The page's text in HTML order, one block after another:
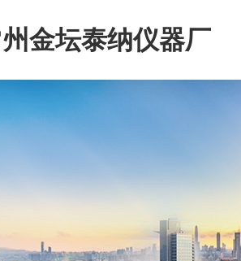
金坛泰纳仪器厂